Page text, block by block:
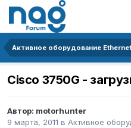
Cisco 3750G -
Автор: motorhunter
9 марта, 2011 в Активное